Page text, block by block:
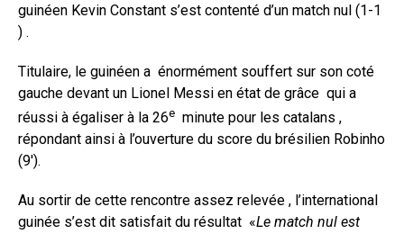
guinéen Kevin Constant s’est contenté d’un match nul (1-1
) .
Titulaire, le guinéen a énormément souffert sur son coté
gauche devant un Lionel Messi en état de grâce qui a
réussi à égaliser à la 26e minute pour les catalans ,
répondant ainsi à l’ouverture du score du brésilien Robinho
(9′).
Au sortir de cette rencontre assez relevée , l’international
guinée s’est dit satisfait du résultat «Le match nul est